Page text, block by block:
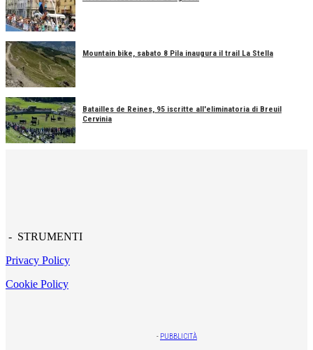
Mountain bike, sabato 8 Pila inaugura il trail La Stella
Batailles de Reines, 95 iscritte all'eliminatoria di Breuil
Cervinia
- STRUMENTI
Privacy Policy
Cookie Policy
- PUBBLICITÀ